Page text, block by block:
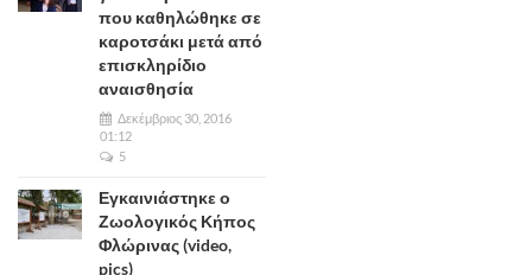
που καθηλώθηκε σε
καροτσάκι μετά από
επισκληρίδιο
αναισθησία
Δεκέμβριος 30, 2016
01:12
5
Εγκαινιάστηκε ο
Ζωολογικός Κήπος
Φλώρινας (video,
pics)